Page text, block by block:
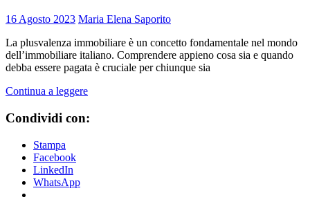
16 Agosto 2023 Maria Elena Saporito
La plusvalenza immobiliare è un concetto fondamentale nel mondo
dell’immobiliare italiano. Comprendere appieno cosa sia e quando
debba essere pagata è cruciale per chiunque sia
Continua a leggere
Condividi con:
Stampa
Facebook
LinkedIn
WhatsApp